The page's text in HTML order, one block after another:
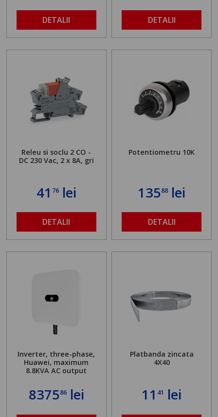
DETALII DETALII
Releu si soclu 2 CO -
DC 230 Vac, 2 x 8A, gri
41 76lei
DETALII
Potentiometru 10K
13588lei
DETALII
Inverter, three-phase,
Huawei, maximum
8.8KVA AC output
837586lei
Platbanda zincata
4X40
11 41 lei